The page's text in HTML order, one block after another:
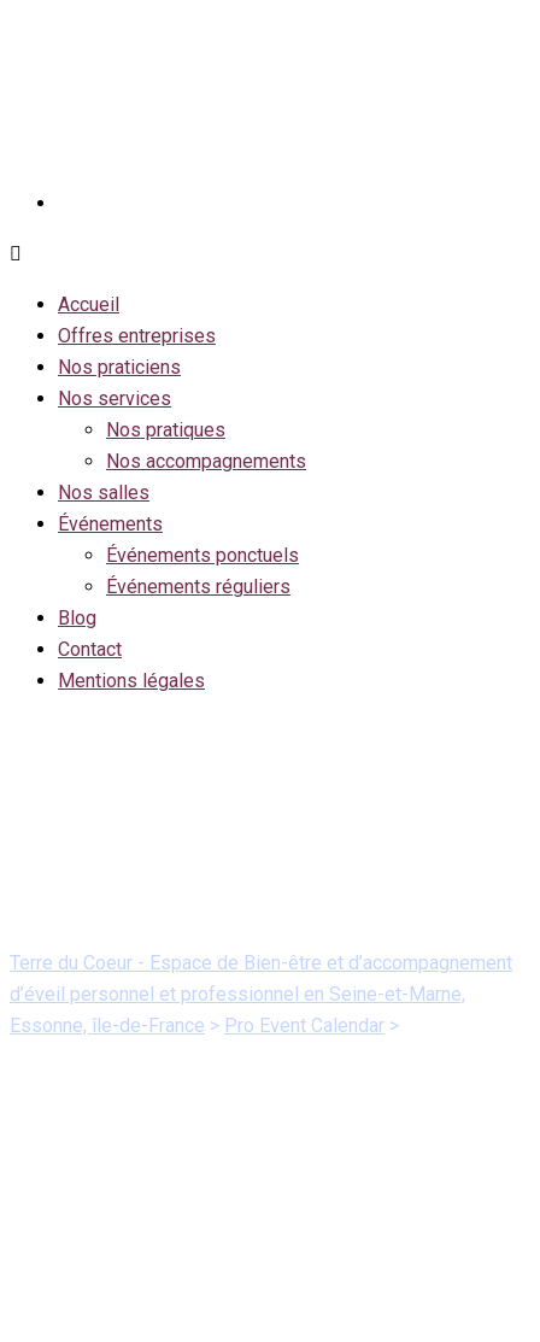
Accueil
Offres entreprises
Nos praticiens
Nos services
Nos pratiques
Nos accompagnements
Nos salles
Événements
Événements ponctuels
Événements réguliers
Blog
Contact
Mentions légales
Terre du Coeur - Espace de Bien-être et d’accompagnement
d’éveil personnel et professionnel en Seine-et-Marne,
Essonne, île-de-France > Pro Event Calendar >